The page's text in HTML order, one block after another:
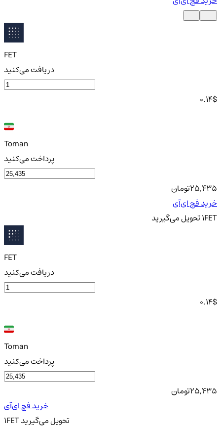
FET
دریافت می‌کنید
0.14$
Toman
پرداخت می‌کنید
25,435تومان
خرید فچ ای‌آی
1FET تحویلمی‌گیرید
FET
دریافت می‌کنید
0.14$
Toman
پرداخت می‌کنید
25,435تومان
خرید فچ ای‌آی
1FET تحویلمی‌گیرید